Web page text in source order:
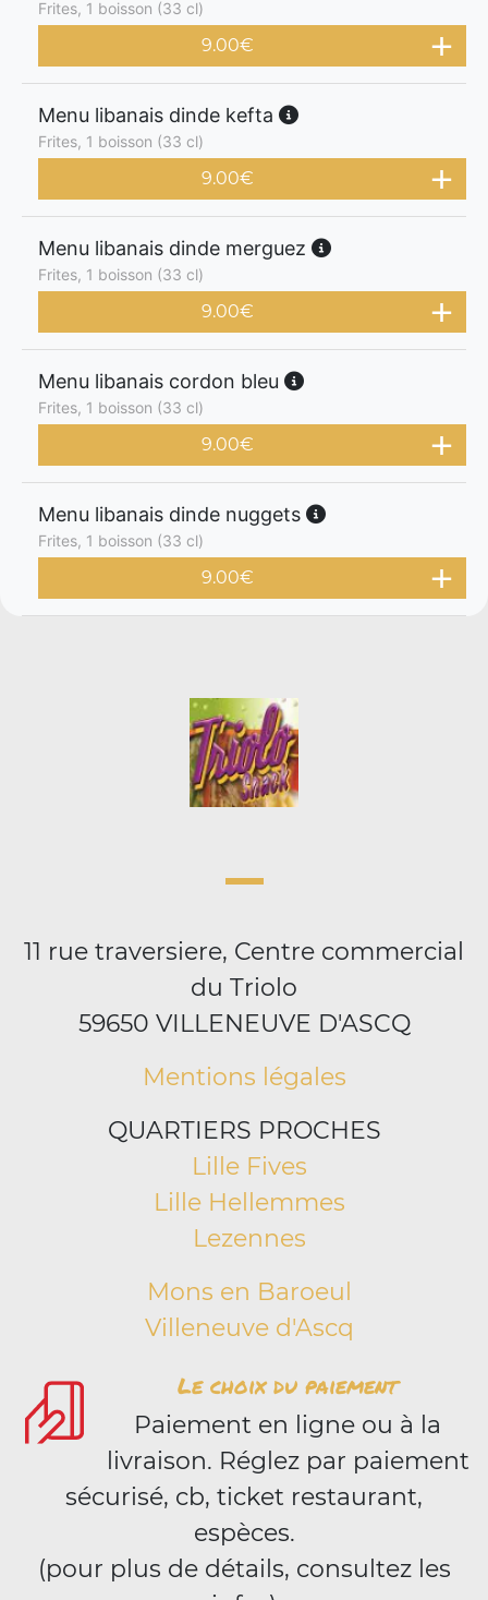
Frites, 1 boisson (33 cl)
9.00€
Menu libanais dinde kefta
Frites, 1 boisson (33 cl)
9.00€
Menu libanais dinde merguez
Frites, 1 boisson (33 cl)
9.00€
Menu libanais cordon bleu
Frites, 1 boisson (33 cl)
9.00€
Menu libanais dinde nuggets
Frites, 1 boisson (33 cl)
9.00€
11 rue traversiere, Centre commercial
du Triolo
59650 VILLENEUVE D'ASCQ
Mentions légales
QUARTIERS PROCHES
Lille Fives
Lille Hellemmes
Lezennes
Mons en Baroeul
Villeneuve d'Ascq
Le choix du paiement
Paiement en ligne ou à la
livraison. Réglez par paiement
sécurisé, cb, ticket restaurant,
espèces.
(pour plus de détails, consultez les